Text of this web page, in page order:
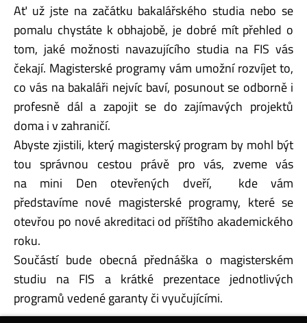
Ať už jste na začátku bakalářského studia nebo se
pomalu chystáte k obhajobě, je dobré mít přehled o
tom, jaké možnosti navazujícího studia na FIS vás
čekají. Magisterské programy vám umožní rozvíjet to,
co vás na bakaláři nejvíc baví, posunout se odborně i
profesně dál a zapojit se do zajímavých projektů
doma i v zahraničí.
Abyste zjistili, který magisterský program by mohl být
tou správnou cestou právě pro vás, zveme vás
na mini Den otevřených dveří, kde vám
představíme nové magisterské programy, které se
otevřou po nové akreditaci od příštího akademického
roku.
Součástí bude obecná přednáška o magisterském
studiu na FIS a krátké prezentace jednotlivých
programů vedené garanty či vyučujícími.